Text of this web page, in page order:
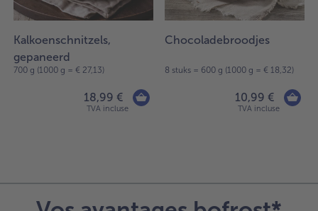
Kalkoenschnitzels,
gepaneerd
700 g (1000 g = € 27,13)
18,99 €
TVA incluse
Chocoladebroodjes
8 stuks = 600 g (1000 g = € 18,32)
10,99 €
TVA incluse